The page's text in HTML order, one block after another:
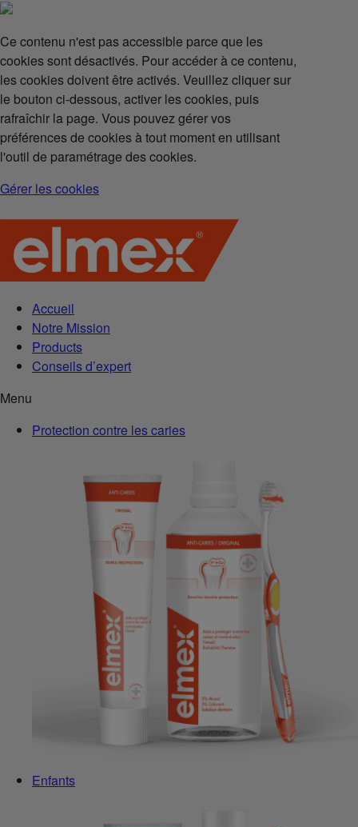
Ce contenu n'est pas accessible parce que les
cookies sont désactivés. Pour accéder à ce contenu,
les cookies doivent être activés. Veuillez cliquer sur
le bouton ci-dessous, activer les cookies, puis
rafraîchir la page. Vous pouvez gérer vos
préférences de cookies à tout moment en utilisant
l'outil de paramétrage des cookies.
Gérer les cookies
Accueil
Notre Mission
Products
Conseils d’expert
Menu
Protection contre les caries
Enfants